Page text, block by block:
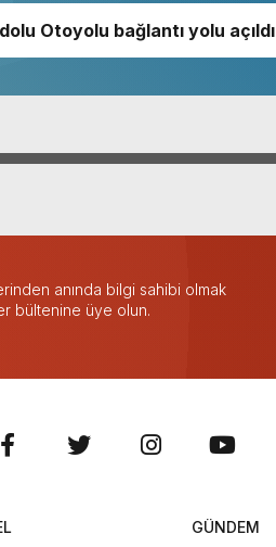
Otoyolu bağlantı yolu açıldı
anında bilgi sahibi olmak
bültenine üye olun.
GÜNDEM